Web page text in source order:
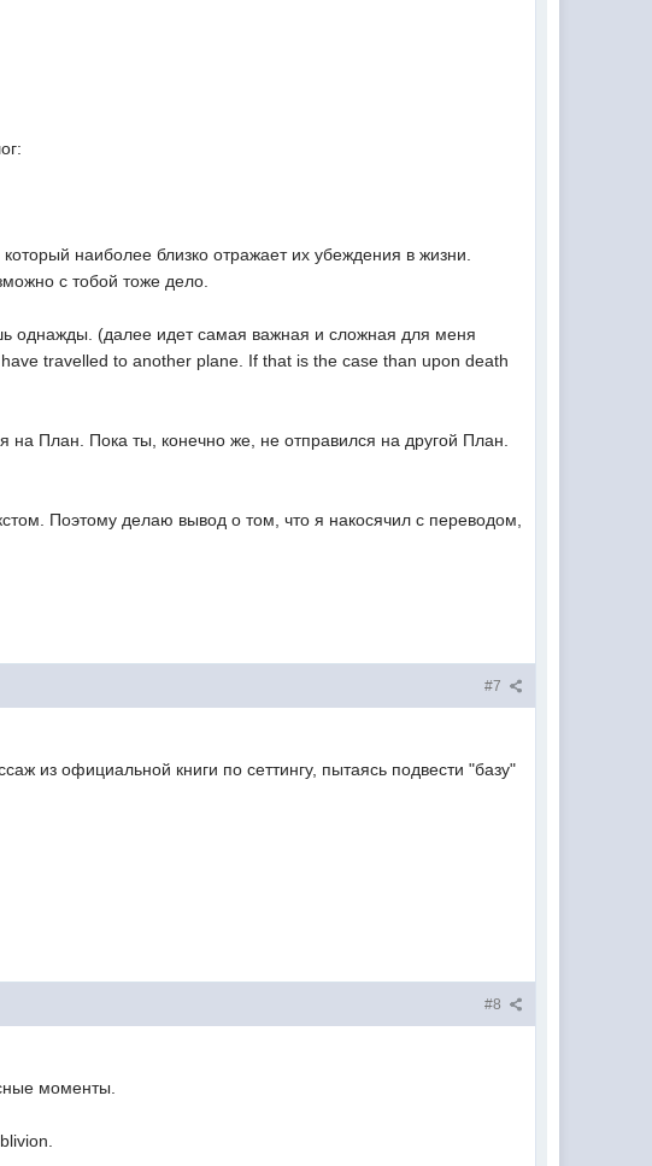
наиболее близко отражает их убеждения в жизни.
с тобой тоже дело.
однажды. (далее идет самая важная и сложная для меня
travelled to another plane. If that is the case than upon death
на План. Пока ты, конечно же, не отправился на другой План.
Поэтому делаю вывод о том, что я накосячил с переводом,
#7
из официальной книги по сеттингу, пытаясь подвести "базу"
#8
моменты.